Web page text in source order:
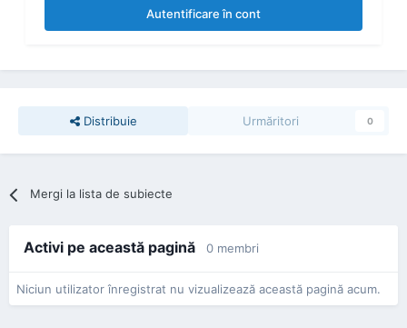
Autentificare în cont
Distribuie Urmăritori 0
Mergi la lista de subiecte
Activi pe această pagină 0 membri
Niciun utilizator înregistrat nu vizualizează această pagină acum.